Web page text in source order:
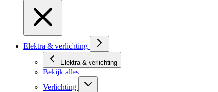
Elektra & verlichting
Elektra & verlichting
Bekijk alles
Verlichting